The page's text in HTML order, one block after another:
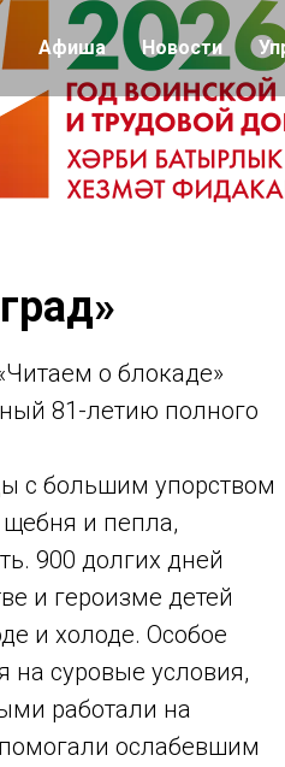
Афиша Новости
о блокаде»
81-летию полного
с большим упорством
щебня и пепла,
900 долгих дней
и героизме детей
и холоде. Особое
на суровые условия,
работали на
ослабевшим